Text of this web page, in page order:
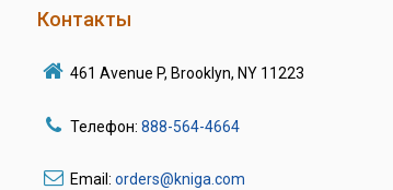
Контакты
461 Avenue P, Brooklyn, NY 11223
Телефон: 888-564-4664
Email: orders@kniga.com